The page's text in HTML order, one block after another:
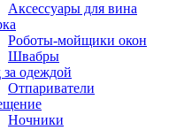
Аксессуары для вина
Роботы-мойщики окон
Швабры
за одеждой
Отпариватели
Ночники